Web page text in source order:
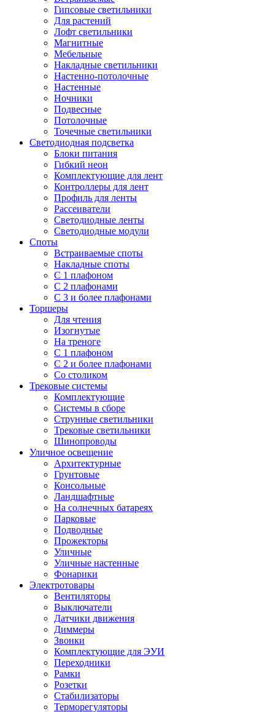
Гипсовые светильники
Для растений
Лофт светильники
Магнитные
Мебельные
Накладные светильники
Настенно-потолочные
Настенные
Ночники
Подвесные
Потолочные
Точечные светильники
Светодиодная подсветка
Блоки питания
Гибкий неон
Комплектующие для лент
Контроллеры для лент
Профиль для ленты
Рассеиватели
Светодиодные ленты
Светодиодные модули
Споты
Встраиваемые споты
Накладные споты
С 1 плафоном
С 2 плафонами
С 3 и более плафонами
Торшеры
Для чтения
Изогнутые
На треноге
С 1 плафоном
С 2 и более плафонами
Со столиком
Трековые системы
Комплектующие
Системы в сборе
Струнные светильники
Трековые светильники
Шинопроводы
Уличное освещение
Архитектурные
Грунтовые
Консольные
Ландшафтные
На солнечных батареях
Парковые
Подводные
Прожекторы
Уличные
Уличные настенные
Фонарики
Электротовары
Вентиляторы
Выключатели
Датчики движения
Диммеры
Звонки
Комплектующие для ЭУИ
Переходники
Рамки
Розетки
Стабилизаторы
Терморегуляторы